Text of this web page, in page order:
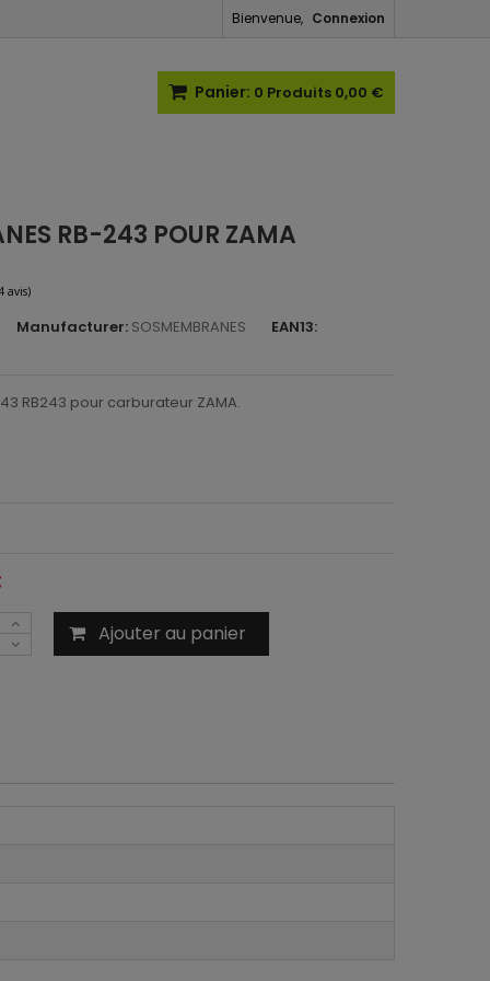
Bienvenue, Connexion
Panier: 0 Produits 0,00 €
RB-243 POUR ZAMA
Manufacturer: SOSMEMBRANES
EAN13:
RB243 pour carburateur ZAMA.
Ajouter au panier